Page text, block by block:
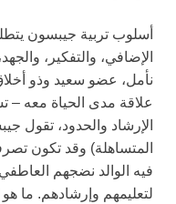
أسلوب تربية جيبسون
الإضافي، والتفكير،
نأمل، عضو سعيد وذو
علاقة مدى الحياة معه –
الإرشاد والحدود، تقول
المتساهلة) وقد تكون
فيه الوالد نضجهم
لتعليمهم وإرشادهم. ما